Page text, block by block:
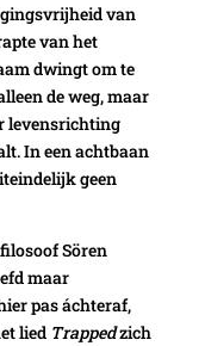
van
van het
dwingt om te
de weg, maar
levensrichting
In een achtbaan
geen
Sören
maar
pas áchteraf,
lied Trappedzich